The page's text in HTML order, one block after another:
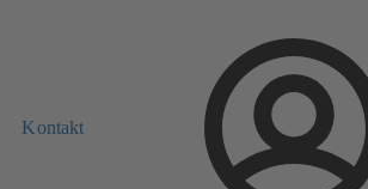
Kontakt